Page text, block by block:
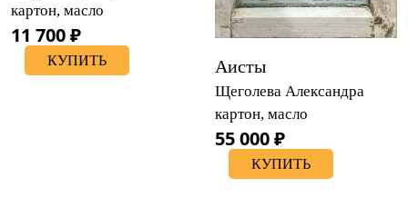
картон, масло
11 700 ₽
КУПИТЬ Аисты
Щеголева Александра
картон, масло
55 000 ₽
КУПИТЬ